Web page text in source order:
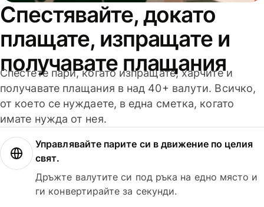
Спестявайте, докато
плащате, изпращате и
получавате плащания
Спестете пари, когато изпращате, харчите и
получавате плащания в над 40+ валути. Всичко,
от което се нуждаете, в една сметка, когато
имате нужда от нея.
Управлявайте парите си в движение по целия
свят.
Дръжте валутите си под ръка на едно място и
ги конвертирайте за секунди.